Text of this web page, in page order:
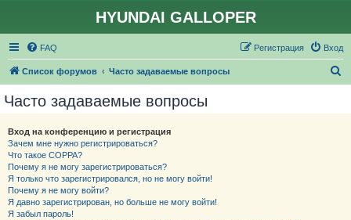
HYUNDAI GALLOPER
FAQ Вход
Регистрация
Список форумов Часто задаваемые вопросы
Часто задаваемые вопросы
Вход на конференцию и регистрация
Зачем мне нужно регистрироваться?
Что такое COPPA?
Почему я не могу зарегистрироваться?
Я только что зарегистрировался, но не могу войти!
Почему я не могу войти?
Я давно зарегистрирован, но больше не могу войти!
Я забыл пароль!